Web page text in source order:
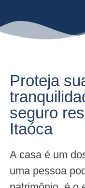
Proteja
seguro
Itaóca
A casa é um
uma pessoa